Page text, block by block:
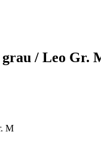
grau / Leo Gr.